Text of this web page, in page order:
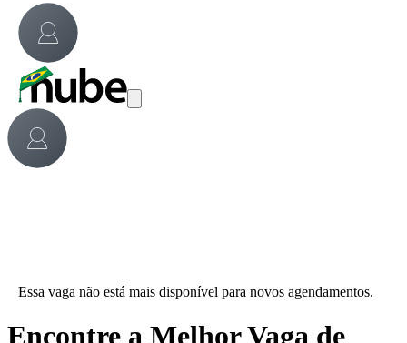
Essa vaga não está mais disponível para novos agendamentos.
Encontre a Melhor Vaga de